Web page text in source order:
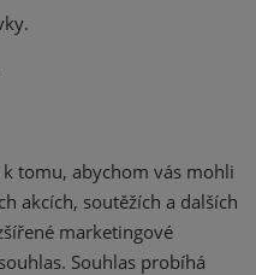
tomu, abychom vás mohli
akcích, soutěžích a dalších
marketingové
Souhlas probíhá